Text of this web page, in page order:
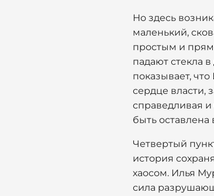
Но здесь
маленький,
простым и
падают стекла
показывает,
сердце власти,
справедливая и
быть
Четвертый
история
хаосом. Илья
сила